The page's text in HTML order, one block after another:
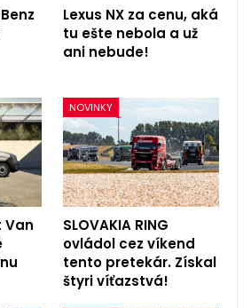
Lexus NX za cenu, aká
tu ešte nebola a už
ani nebude!
Van
NOVINKY
SLOVAKIA RING
ovládol cez víkend
tento pretekár. Získal
štyri víťazstvá!